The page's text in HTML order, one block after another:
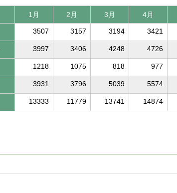
1月 2月 3月 4月
3507 3157 3194 3421
3997 3406 4248 4726
1218 1075 818 977
3931 3796 5039 5574
13333 11779 13741 14874